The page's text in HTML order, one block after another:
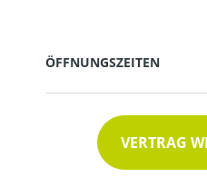
ÖFFNUNGSZEITEN
VERTRAG